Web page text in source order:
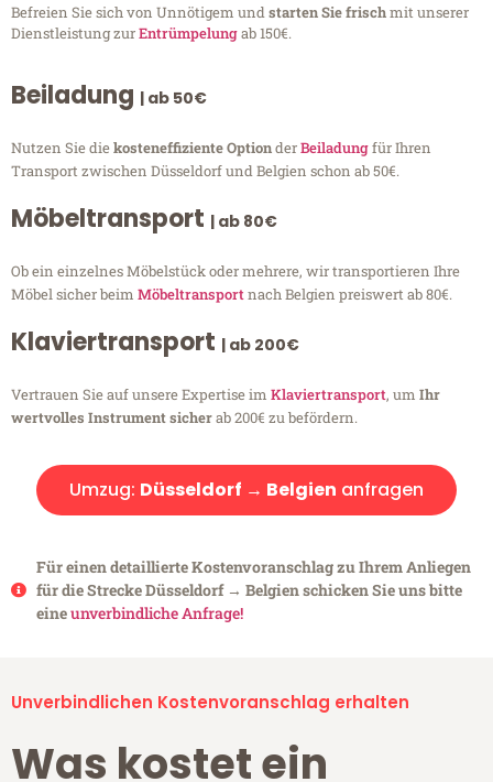
Befreien Sie sich von Unnötigem undstarten Sie frischmit unserer
Dienstleistung zurEntrümpelungab 150€.
Beiladung | ab 50€
Nutzen Sie diekosteneffiziente OptionderBeiladungfür Ihren
Transport zwischen Düsseldorf und Belgien schon ab 50€.
Möbeltransport | ab 80€
Ob ein einzelnes Möbelstück oder mehrere, wir transportieren Ihre
Möbel sicher beim Möbeltransportnach Belgien preiswert ab 80€.
Klaviertransport | ab 200€
Vertrauen Sie auf unsere Expertise im Klaviertransport, um Ihr
wertvolles Instrument sicherab 200€ zu befördern.
Umzug: Düsseldorf → Belgien anfragen
Für einen detaillierte Kostenvoranschlag zu Ihrem Anliegen
für die Strecke Düsseldorf → Belgien schicken Sie uns bitte
eineunverbindliche Anfrage!
Unverbindlichen Kostenvoranschlag erhalten
Was kostet ein